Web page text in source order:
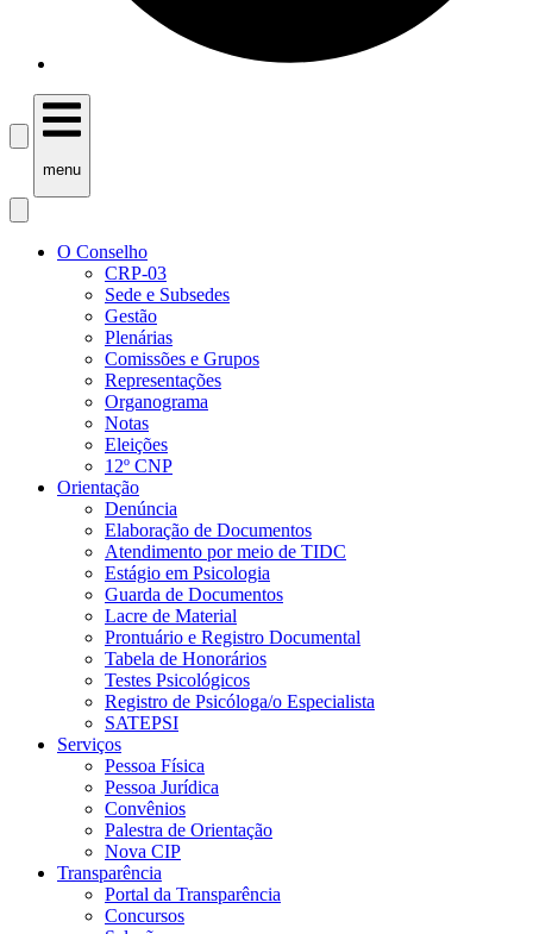
menu
O Conselho
CRP-03
Sede e Subsedes
Gestão
Plenárias
Comissões e Grupos
Representações
Organograma
Notas
Eleições
12º CNP
Orientação
Denúncia
Elaboração de Documentos
Atendimento por meio de TIDC
Estágio em Psicologia
Guarda de Documentos
Lacre de Material
Prontuário e Registro Documental
Tabela de Honorários
Testes Psicológicos
Registro de Psicóloga/o Especialista
SATEPSI
Serviços
Pessoa Física
Pessoa Jurídica
Convênios
Palestra de Orientação
Nova CIP
Transparência
Portal da Transparência
Concursos